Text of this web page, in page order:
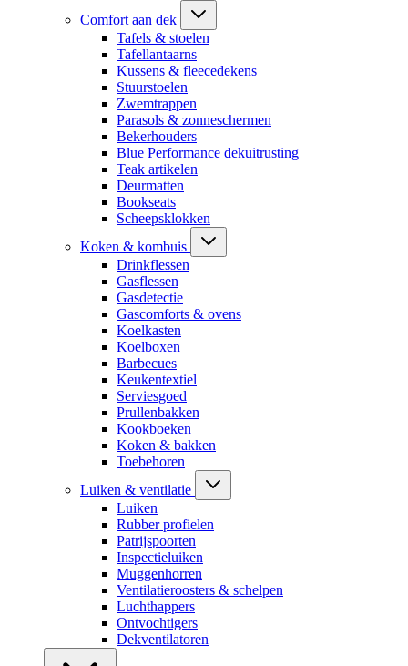
Comfort aan dek
Tafels & stoelen
Tafellantaarns
Kussens & fleecedekens
Stuurstoelen
Zwemtrappen
Parasols & zonneschermen
Bekerhouders
Blue Performance dekuitrusting
Teak artikelen
Deurmatten
Bookseats
Scheepsklokken
Koken & kombuis
Drinkflessen
Gasflessen
Gasdetectie
Gascomforts & ovens
Koelkasten
Koelboxen
Barbecues
Keukentextiel
Serviesgoed
Prullenbakken
Kookboeken
Koken & bakken
Toebehoren
Luiken & ventilatie
Luiken
Rubber profielen
Patrijspoorten
Inspectieluiken
Muggenhorren
Ventilatieroosters & schelpen
Luchthappers
Ontvochtigers
Dekventilatoren